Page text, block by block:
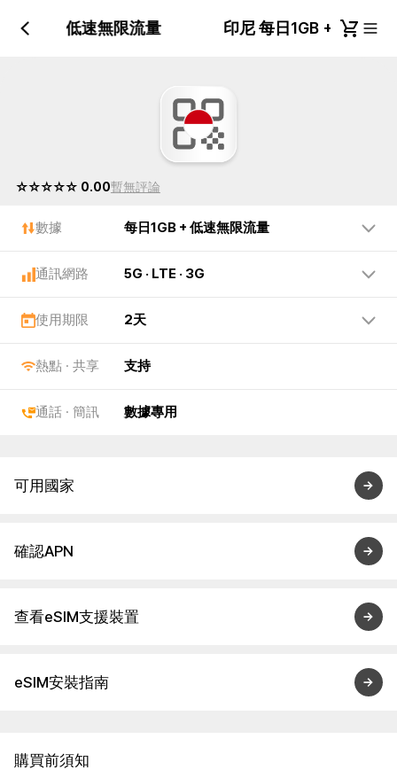
1GB + 低速無限流量 印尼 每日1GB + 低速
☆☆☆☆☆ 0.00暫無評論
數據 每日1GB + 低速無限流量
通訊網路 5G · LTE · 3G
使用期限 2天
熱點 · 共享 支持
通話 · 簡訊 數據專用
可用國家
確認APN
查看eSIM支援裝置
eSIM安裝指南
購買前須知